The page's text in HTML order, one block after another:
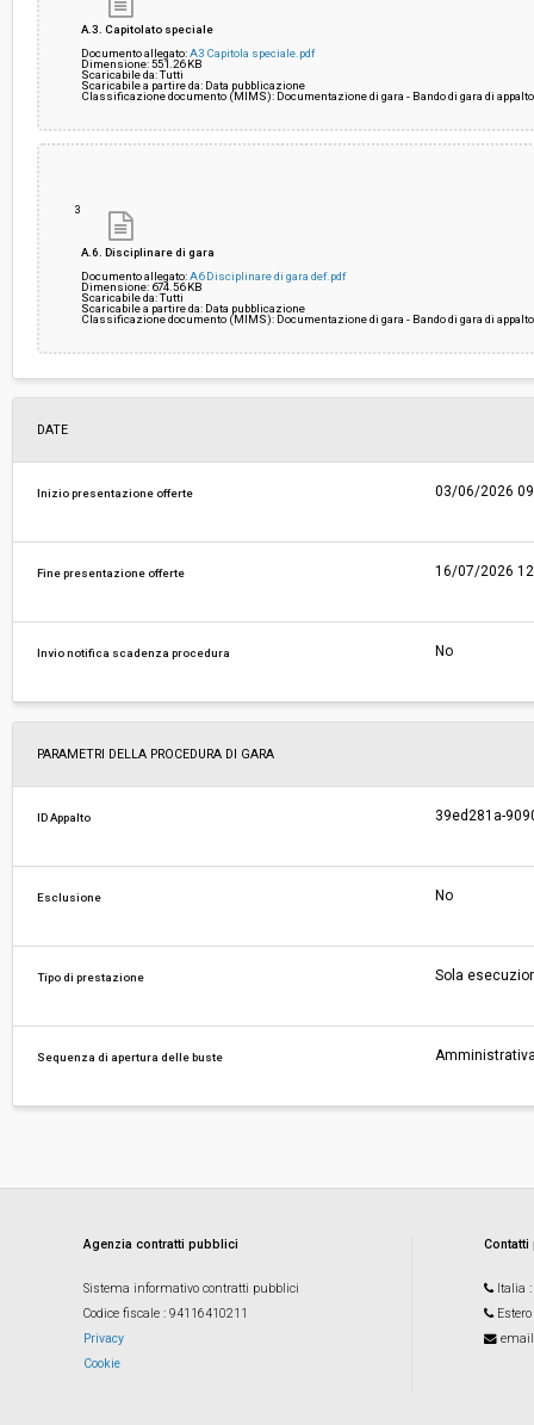
A.3. Capitolato speciale
Documento allegato:A3 Capitola speciale.pdf
Dimensione: 551.26 KB
Scaricabile da: Tutti
Scaricabile a partire da: Data pubblicazione
Classificazione documento (MIMS): Documentazione di gara - Bando di gara di
3
A.6. Disciplinare di gara
Documento allegato:A6 Disciplinare di gara def.pdf
Dimensione: 674.56 KB
Scaricabile da: Tutti
Scaricabile a partire da: Data pubblicazione
Classificazione documento (MIMS): Documentazione di gara - Bando di gara di
DATE
Inizio presentazione offerte 03/06/2026
Fine presentazione offerte 16/07/2026
Invio notifica scadenza procedura No
PARAMETRI DELLA PROCEDURA DI GARA
ID Appalto 39ed281a-
Esclusione No
Tipo di prestazione Sola
Sequenza di apertura delle buste
Agenzia contratti pubblici
Sistema informativo contratti pubblici
Codice fiscale : 94116410211
Privacy
Cookie
Italia
Estero
email